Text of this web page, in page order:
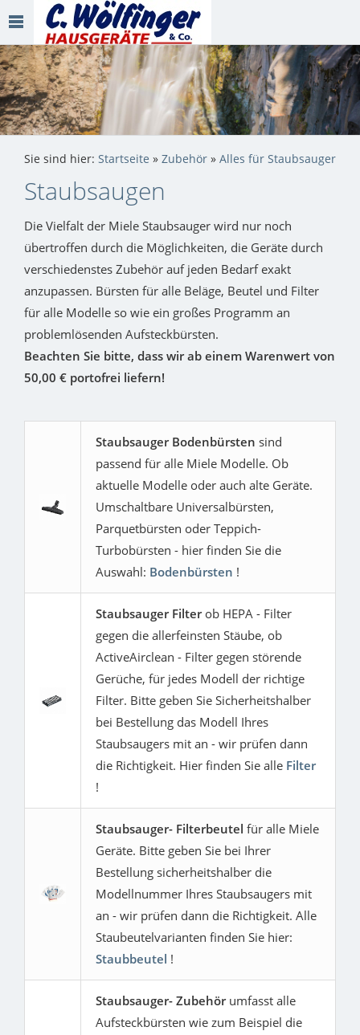
Sie sind hier: Startseite » Zubehör » Alles für Staubsauger
Staubsaugen
Die Vielfalt der Miele Staubsauger wird nur noch
übertroffen durch die Möglichkeiten, die Geräte durch
verschiedenstes Zubehör auf jeden Bedarf exakt
anzupassen. Bürsten für alle Beläge, Beutel und Filter
für alle Modelle so wie ein großes Programm an
problemlösenden Aufsteckbürsten.
Beachten Sie bitte, dass wir ab einem Warenwert von
50,00 € portofrei liefern!
Staubsauger Bodenbürsten sind
passend für alle Miele Modelle. Ob
aktuelle Modelle oder auch alte Geräte.
Umschaltbare Universalbürsten,
Parquetbürsten oder Teppich-
Turbobürsten - hier finden Sie die
Auswahl: Bodenbürsten !
Staubsauger Filterob HEPA - Filter
gegen die allerfeinsten Stäube, ob
ActiveAirclean - Filter gegen störende
Gerüche, für jedes Modell der richtige
Filter. Bitte geben Sie Sicherheitshalber
bei Bestellung das Modell Ihres
Staubsaugers mit an - wir prüfen dann
die Richtigkeit. Hier finden Sie alle Filter
!
Staubsauger- Filterbeutel für alle Miele
Geräte. Bitte geben Sie bei Ihrer
Bestellung sicherheitshalber die
Modellnummer Ihres Staubsaugers mit
an - wir prüfen dann die Richtigkeit. Alle
Staubeutelvarianten finden Sie hier:
Staubbeutel !
Staubsauger- Zubehörumfasst alle
Aufsteckbürsten wie zum Beispiel die